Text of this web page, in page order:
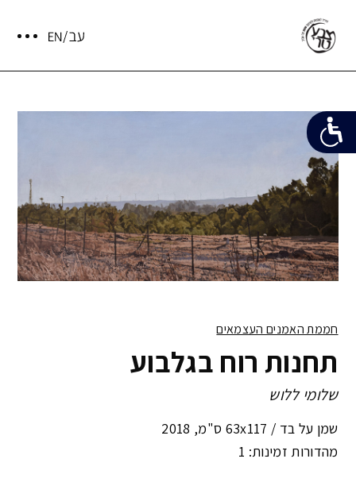
חממת האמנים העצמאים
תחנות רוח בגלבוע
שלומי ללוש
שמן על בד / 63x117 ס"מ ,
מהדורות זמינות: 1